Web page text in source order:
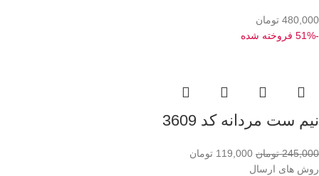
480,000 تومان
-51%
فروخته شده
نیم ست مردانه کد 3609
245,000 تومان 119,000 تومان
روش های ارسال